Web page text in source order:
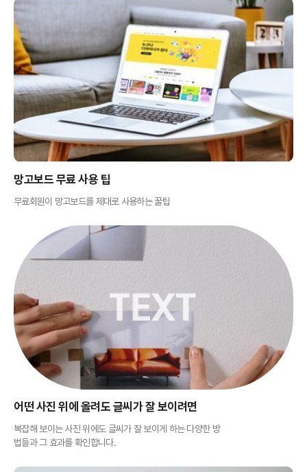
망고보드 무료 사용 팁
무료회원이 망고보드를 제대로 사용하는 꿀팁
어떤 사진 위에 올려도 글씨가 잘 보이려면
복잡해 보이는 사진 위에도 글씨가 잘 보이게 하는 다양한 방
법들과 그 효과를 확인합니다.